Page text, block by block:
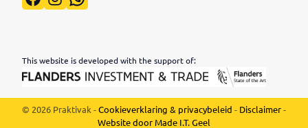
This website is developed with the support of:
© 2026 Praktivak - Cookieverklaring & privacybeleid - Disclaimer -
Website door Made I.T. Geel